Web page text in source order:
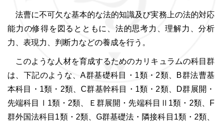
法曹に不可欠な基本的な法的知識及び実務上の法的対応
能力の修得を図るとともに、法的思考力、理解力、分析
力、表現力、判断力などの養成を行う。
このような人材を育成するためのカリキュラムの科目群
は、下記のような、A群基礎科目・1類・2類、B群法曹基
本科目・1類・2類、C群基幹科目・1類・2類、D群展開・
先端科目Ⅰ1類・2類、Ｅ群展開・先端科目Ⅱ1類・2類、F
群外国法科目1類・2類、G群基礎法・隣接科目1類・2類、